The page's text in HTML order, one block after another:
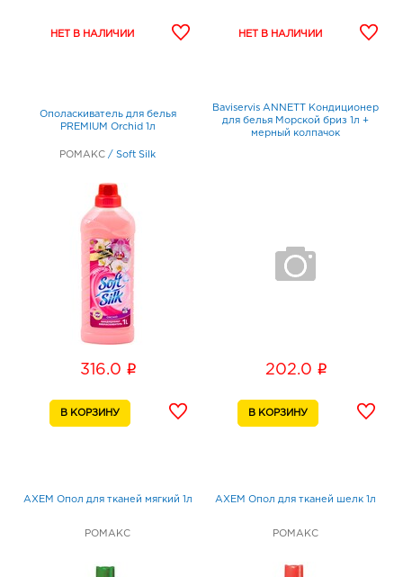
Ополаскиватель для белья
PREMIUM Orchid 1л
РОМАКС / Soft Silk
316.0 i
Baviservis ANNETT Кондиционер
для белья Морской бриз 1л +
мерный колпачок
202.0 i
АХЕМ Опол для тканей мягкий 1л
РОМАКС
АХЕМ Опол для тканей шелк 1л
РОМАКС